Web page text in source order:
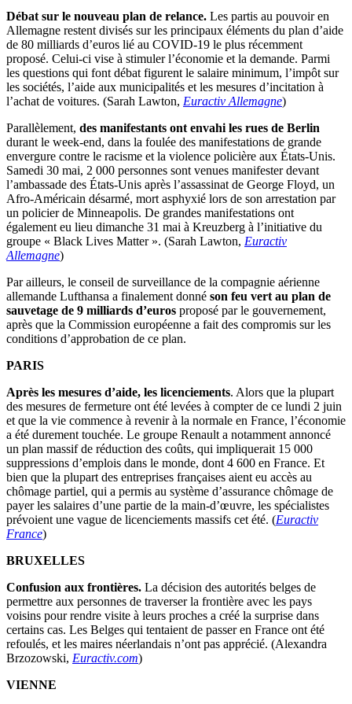
Débat sur le nouveau plan de relance. Les partis au pouvoir en
Allemagne restent divisés sur les principaux éléments du plan d’aide
de 80 milliards d’euros lié au COVID-19 le plus récemment
proposé. Celui-ci vise à stimuler l’économie et la demande. Parmi
les questions qui font débat figurent le salaire minimum, l’impôt sur
les sociétés, l’aide aux municipalités et les mesures d’incitation à
l’achat de voitures. (Sarah Lawton, Euractiv Allemagne)
Parallèlement, des manifestants ont envahi les rues de Berlin
durant le week-end, dans la foulée des manifestations de grande
envergure contre le racisme et la violence policière aux États-Unis.
Samedi 30 mai, 2 000 personnes sont venues manifester devant
l’ambassade des États-Unis après l’assassinat de George Floyd, un
Afro-Américain désarmé, mort asphyxié lors de son arrestation par
un policier de Minneapolis. De grandes manifestations ont
également eu lieu dimanche 31 mai à Kreuzberg à l’initiative du
groupe « Black Lives Matter ». (Sarah Lawton, Euractiv
Allemagne)
Par ailleurs, le conseil de surveillance de la compagnie aérienne
allemande Lufthansa a finalement donné son feu vert au plan de
sauvetage de 9 milliards d’euros proposé par le gouvernement,
après que la Commission européenne a fait des compromis sur les
conditions d’approbation de ce plan.
PARIS
Après les mesures d’aide, les licenciements. Alors que la plupart
des mesures de fermeture ont été levées à compter de ce lundi 2 juin
et que la vie commence à revenir à la normale en France, l’économie
a été durement touchée. Le groupe Renault a notamment annoncé
un plan massif de réduction des coûts, qui impliquerait 15 000
suppressions d’emplois dans le monde, dont 4 600 en France. Et
bien que la plupart des entreprises françaises aient eu accès au
chômage partiel, qui a permis au système d’assurance chômage de
payer les salaires d’une partie de la main-d’œuvre, les spécialistes
prévoient une vague de licenciements massifs cet été. (Euractiv
France)
BRUXELLES
Confusion aux frontières. La décision des autorités belges de
permettre aux personnes de traverser la frontière avec les pays
voisins pour rendre visite à leurs proches a créé la surprise dans
certains cas. Les Belges qui tentaient de passer en France ont été
refoulés, et les maires néerlandais n’ont pas apprécié. (Alexandra
Brzozowski, Euractiv.com)
VIENNE